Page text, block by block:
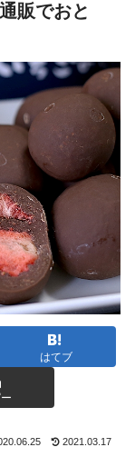
販でおと
はてブ
2021.03.17